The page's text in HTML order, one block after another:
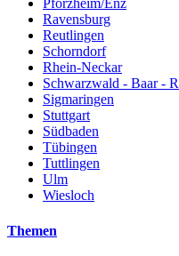
Pforzheim/Enz
Ravensburg
Reutlingen
Schorndorf
Rhein-Neckar
Schwarzwald - Baar -
Sigmaringen
Stuttgart
Südbaden
Tübingen
Tuttlingen
Ulm
Wiesloch
Themen